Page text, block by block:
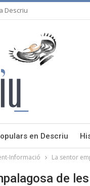
Descriu
en Descriu
Informació La sentor
de